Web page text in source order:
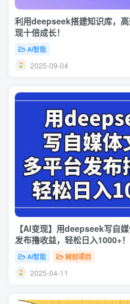
利用deepseek搭建知识库，
现十倍成长！
AI智能
2025-09-04
【AI变现】用deepseek写自
发布撸收益，轻松日入1000+！
AI智能 网创项目
2025-04-11